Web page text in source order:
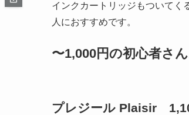
インクカートリッジもついてく
人におすすめです。
〜1,000円の初心者さ
プレジール Plaisir